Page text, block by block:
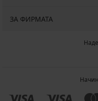
ЗА ФИРМАТА